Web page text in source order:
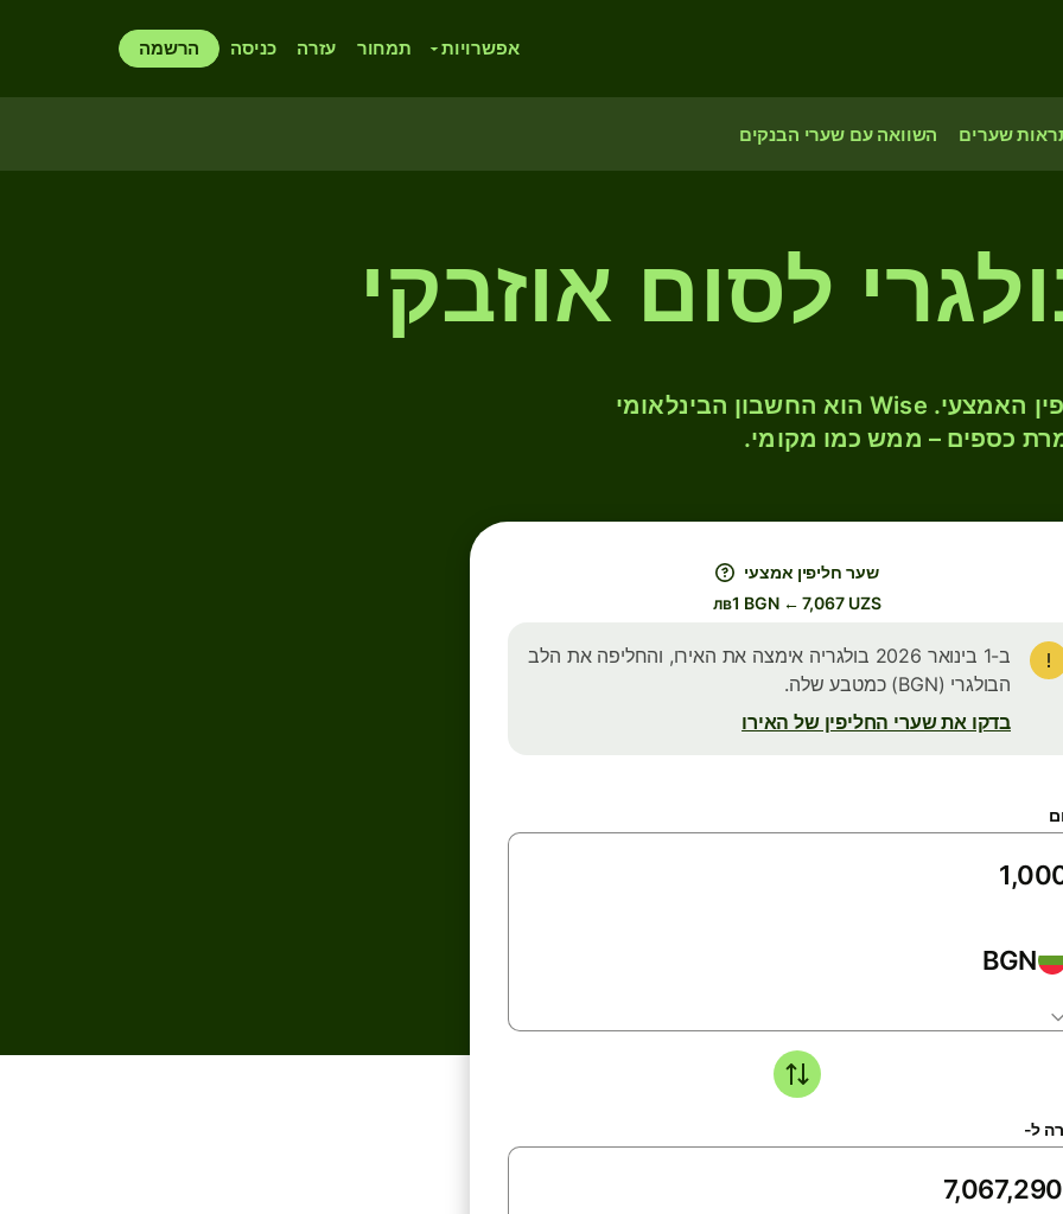
אפשרויות תמחור עזרה כניסה הרשמה
שערים השוואה עם שערי הבנקים
לסום אוזבקי
המירו BGN ל- UZS לפי שער החליפין האמצעי. Wise הוא החשבון הבינלאומי
כספים – ממש כמו מקומי.
שער חליפין אמצעי
лв1 BGN ← 7,067 UZS
ב-1 בינואר 2026 בולגריה אימצה את האירו, והחליפה את הלב
הבולגרי (BGN) כמטבע שלה.
בדקו את שערי החליפין של האירו
BGN
ל-